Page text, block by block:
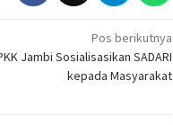
Pos berikutnya
Jambi Sosialisasikan SADARI
kepada Masyarakat